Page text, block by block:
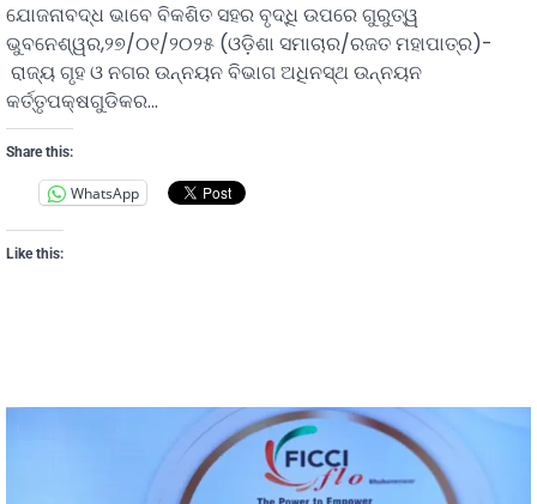
ଯୋଜନାବଦ୍ଧ ଭାବେ ବିକଶିତ ସହର ବୃଦ୍ଧି ଉପରେ ଗୁରୁତ୍ୱ
ଭୁବନେଶ୍ୱର,୨୭/୦୧/୨୦୨୫ (ଓଡ଼ିଶା ସମାଚାର/ରଜତ ମହାପାତ୍ର)-
ରାଜ୍ୟ ଗୃହ ଓ ନଗର ଉନ୍ନୟନ ବିଭାଗ ଅଧିନସ୍ଥ ଉନ୍ନୟନ
କର୍ତ୍ତୃପକ୍ଷଗୁଡିକର…
Share this:
WhatsApp
Like this: